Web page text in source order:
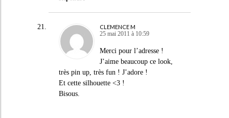
CLEMENCE M
25 mai 2011 à 10:59
Merci pour l’adresse !
J’aime beaucoup ce look,
très pin up, très fun ! J’adore !
Et cette silhouette <3 !
Bisous.